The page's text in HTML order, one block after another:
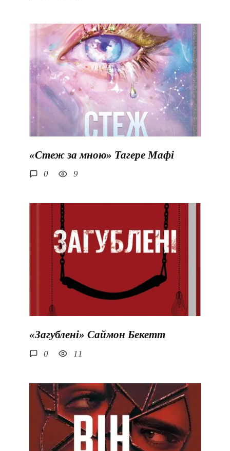
«Стеж за мною» Тагере Мафі
0 9
«Загублені» Саймон Бекетт
0 11